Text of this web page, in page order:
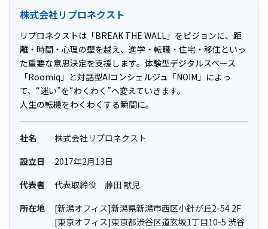
株式会社リプロネクスト
リプロネクストは「BREAK THE WALL」をビジョンに、距
離・時間・心理の壁を越え、進学・転職・住宅・移住といっ
た重要な意思決定を支援します。体験型デジタルスペース
「Roomiq」と対話型AIコンシェルジュ「NOIM」によっ
て、“迷い”を“わくわく”へ変えていきます。
人生の転機をわくわくする瞬間に。
社名
株式会社リプロネクスト
設立日
2017年2⽉13⽇
代表者
代表取締役 藤田 献児
所在地
[新潟オフィス]新潟県新潟市西区小針が丘2-54 2F
[東京オフィス]東京都渋谷区道玄坂1丁目10-5 渋谷